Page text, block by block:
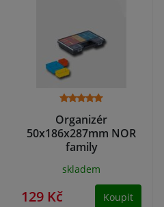
Organizér
50x186x287mm NOR
family
skladem
129 Kč Koupit